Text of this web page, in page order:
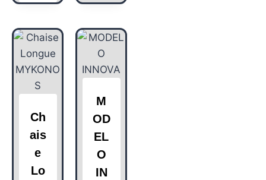
Ch
ais
e
Lo
M
OD
EL
O
IN